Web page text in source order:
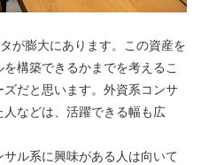
が膨大にあります。この資産を
構築できるかまでを考えるこ
だと思います。外資系コンサ
などは、活躍できる幅も広
ル系に興味がある人は向いて